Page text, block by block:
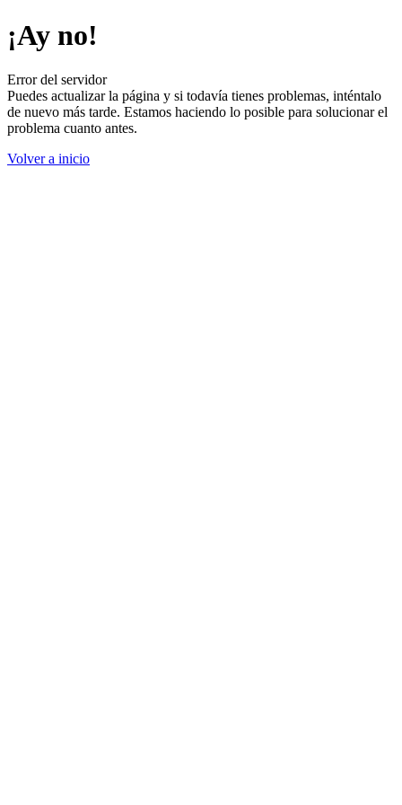
¡Ay no!
Error del servidor
Puedes actualizar la página y si todavía tienes problemas, inténtalo
de nuevo más tarde. Estamos haciendo lo posible para solucionar el
problema cuanto antes.
Volver a inicio